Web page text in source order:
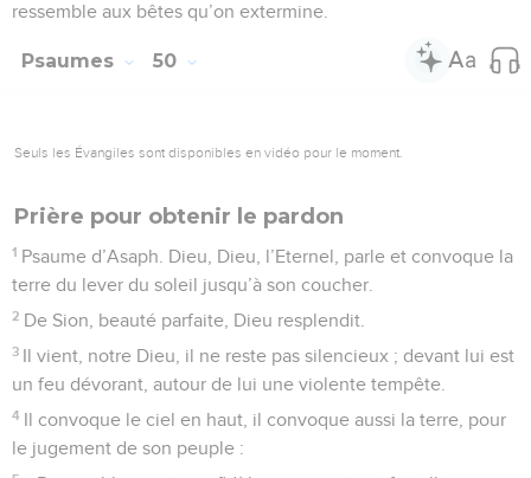
ressemble aux bêtes qu’on extermine.
Psaumes 50
Seuls les Évangiles sont disponibles en vidéo pour le moment.
Prière pour obtenir le pardon
1 Psaume d’Asaph. Dieu, Dieu, l’Eternel, parle et convoque la
terre du lever du soleil jusqu’à son coucher.
2 De Sion, beauté parfaite, Dieu resplendit.
3 Il vient, notre Dieu, il ne reste pas silencieux ; devant lui est
un feu dévorant, autour de lui une violente tempête.
4 Il convoque le ciel en haut, il convoque aussi la terre, pour
le jugement de son peuple :